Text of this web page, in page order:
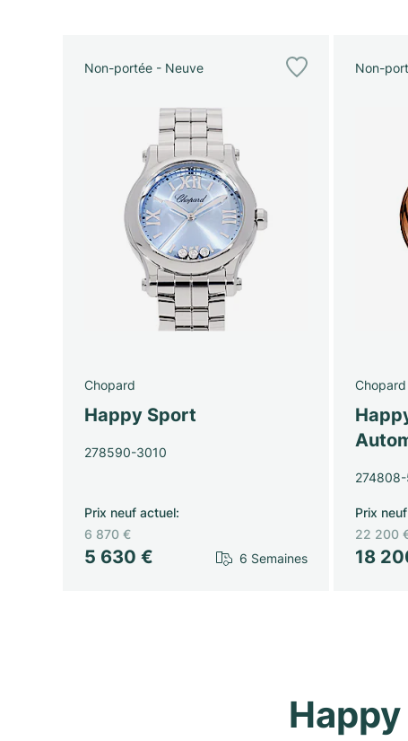
Non-portée - Neuve
Chopard
Happy Sport
278590-3010
5 630 €
Prix neuf actuel:
6 870 €
6 Semaines
Non-
Chopard
18
Prix
22 200